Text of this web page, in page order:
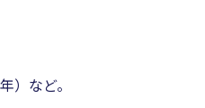
など。